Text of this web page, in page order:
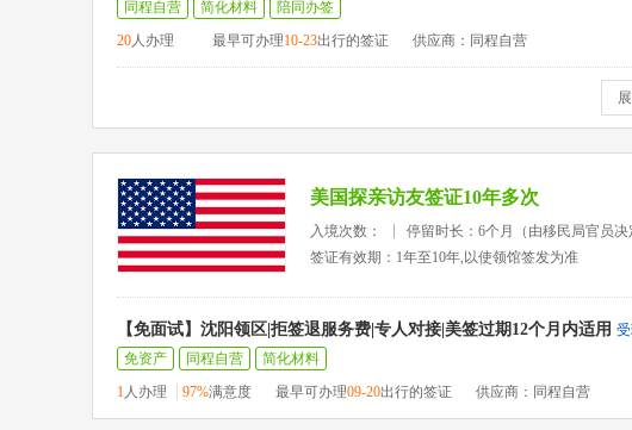
同程自营
简化材料
陪同办签
20人办理 最早可办理10-23出行的签证 供应商：同程自营
美国探亲访友签证10年多次
入境次数：
停留时长：6个月（由移民局官员决
签证有效期：1年至10年,以使领馆签发为准
【免面试】沈阳领区|拒签退服务费|专人对接|美签过期12个月内适用
免资产
同程自营
简化材料
1人办理 97%满意度 最早可办理09-20出行的签证 供应商：同程自营